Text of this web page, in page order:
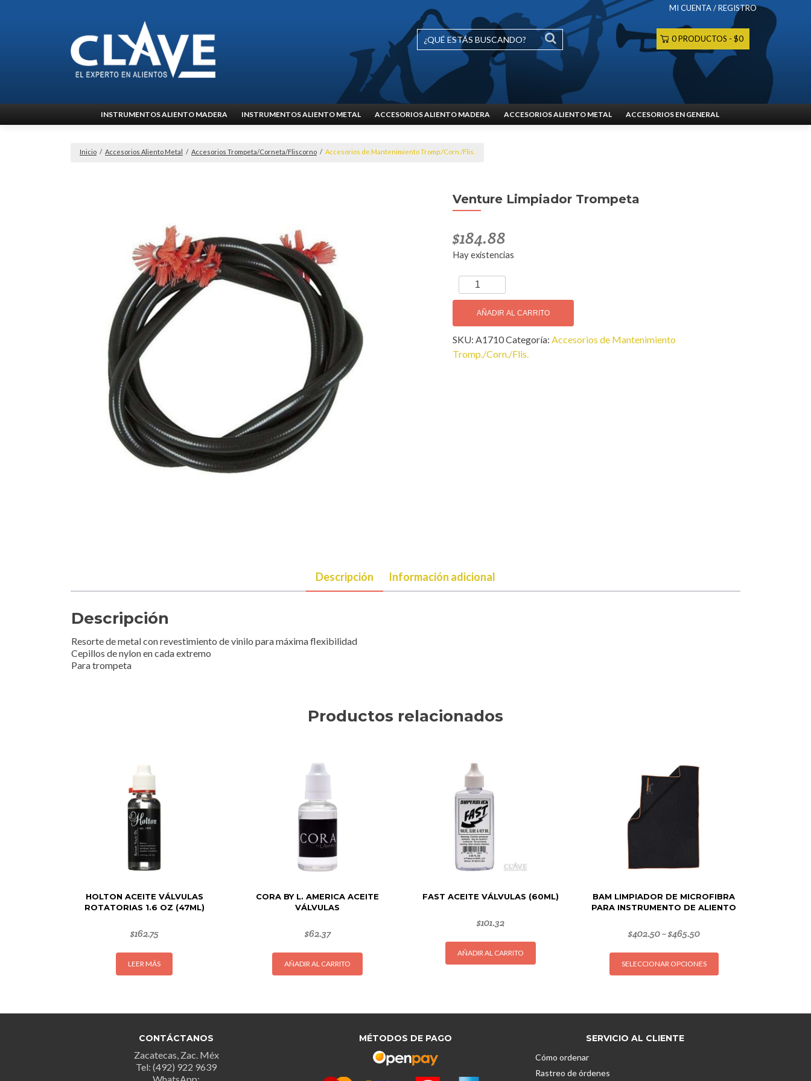
MI CUENTA / REGISTRO
0 PRODUCTOS $0
al
INSTRUMENTOS ALIENTO MADERA INSTRUMENTOS ALIENTO METAL ACCESORIOS ALIENTO MADERA ACCESORIOS ALIENTO METAL ACCESORIOS EN GENERAL
Inicio / Accesorios Aliento Metal / Accesorios Trompeta/Corneta/Fliscorno / Accesorios de Mantenimiento Tromp./Corn./Flis.
Venture Limpiador Trompeta
$184.88
Hay existencias
Venture
Limpiador
Trompeta
cantidad
AÑADIR AL CARRITO
SKU: A1710Categoría: Accesorios de Mantenimiento
Tromp./Corn./Flis.
Descripción Información adicional
Descripción
Resorte de metal con revestimiento de vinilo para máxima flexibilidad
Cepillos de nylon en cada extremo
Para trompeta
Productos relacionados
HOLTON ACEITE VÁLVULAS
ROTATORIAS 1.6 OZ (47ML)
$162.75
LEER MÁS
CORA BY L. AMERICA ACEITE
VÁLVULAS
$62.37
AÑADIR AL CARRITO
FAST ACEITE VÁLVULAS (60ML)
$101.32
AÑADIR AL CARRITO
BAM LIMPIADOR DE MICROFIBRA
PARA INSTRUMENTO DE ALIENTO
$402.50–$465.50
SELECCIONAR OPCIONES
Este
CONTÁCTANOS
Zacatecas, Zac. Méx
Tel: (492) 922 9639
MÉTODOS DE PAGO SERVICIO AL CLIENTE
Cómo ordenar
Rastreo de órdenes